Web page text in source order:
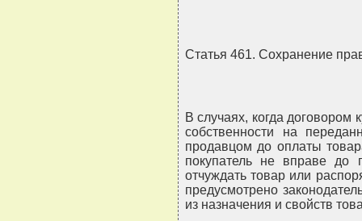
Статья 461. Сохранение
В случаях, когда договором
собственности на
продавцом до оплаты
покупатель не вправе до
отчуждать товар или
предусмотрено
из назначения и свойств